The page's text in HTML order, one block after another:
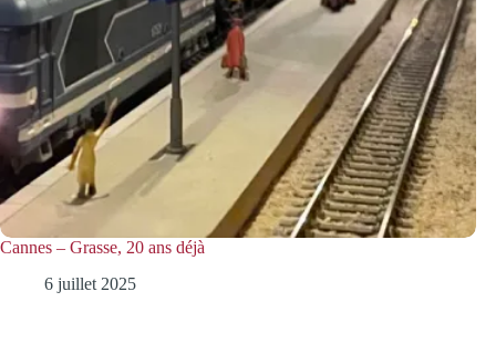
Cannes – Grasse, 20 ans déjà
6 juillet 2025